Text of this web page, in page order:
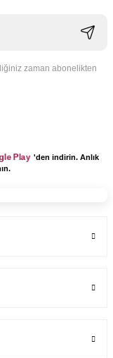
zaman abonelikten
Play
'den indirin. Anlık